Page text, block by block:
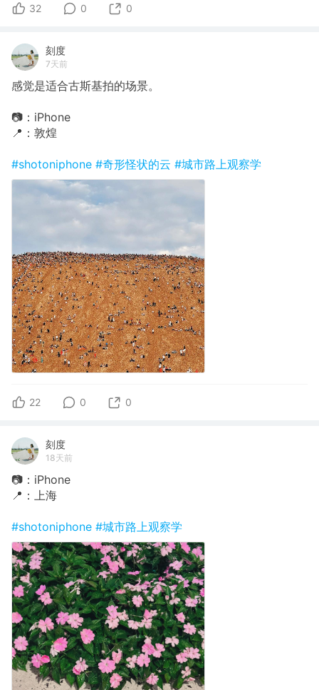
32 0 0
刻度
7天前
感觉是适合古斯基拍的场景。
📷：iPhone
📍：敦煌
#shotoniphone #奇形怪状的云 #城市路上观察学
22 0 0
刻度
18天前
📷：iPhone
📍：上海
#shotoniphone #城市路上观察学